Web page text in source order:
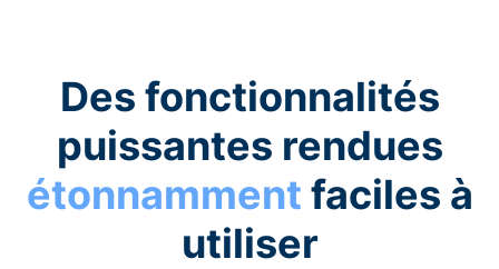
Des fonctionnalités
puissantes rendues
étonnamment faciles à
utiliser